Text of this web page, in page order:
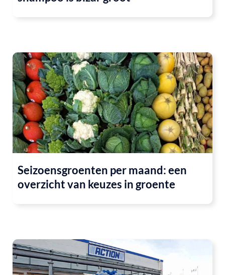
Seizoensgroenten per maand: een
overzicht van keuzes in groente